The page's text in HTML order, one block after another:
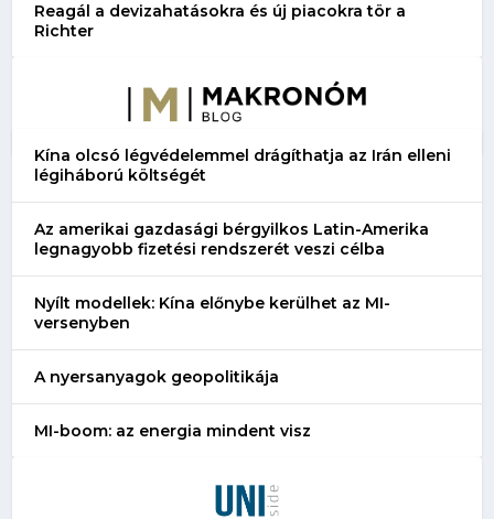
Reagál a devizahatásokra és új piacokra tör a
Richter
Kína olcsó légvédelemmel drágíthatja az Irán elleni
légiháború költségét
Az amerikai gazdasági bérgyilkos Latin-Amerika
legnagyobb fizetési rendszerét veszi célba
Nyílt modellek: Kína előnybe kerülhet az MI-
versenyben
A nyersanyagok geopolitikája
MI-boom: az energia mindent visz